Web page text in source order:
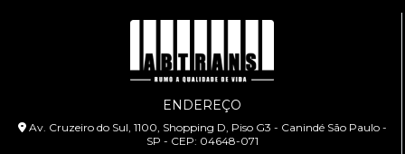
ENDEREÇO
Av. Cruzeiro do Sul, 1100, Shopping D, Piso G3 - Canindé São Paulo -
SP - CEP: 04648-071